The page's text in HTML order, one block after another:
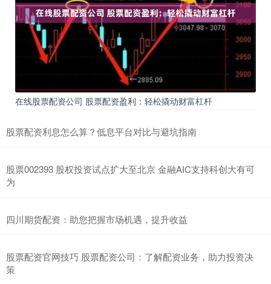
在线股票配资公司 股票配资盈利：轻松撬动财富杠杆
股票配资利息怎么算？低息平台对比与避坑指南
股票002393 股权投资试点扩大至北京 金融AIC支持科创大有可
为
四川期货配资：助您把握市场机遇，提升收益
股票配资官网技巧 股票配资公司：了解配资业务，助力投资决
策